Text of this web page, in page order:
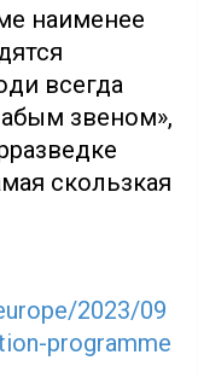
наименее
всегда
звеном»,
скользкая
2023/09
programme